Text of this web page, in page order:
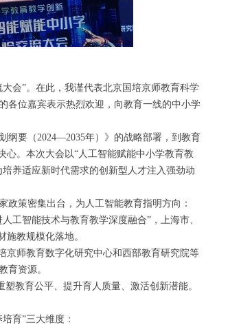
会”。在此，我谨代表北京国培京师教育科学
各位嘉宾表示热烈欢迎，向教育一线的中小学
纲要（2024—2035年）》的战略部署，到教育
心。本次大会以“人工智能赋能中小学教育教
养适应新时代需求的创新型人才注入强劲动
政策密集出台，为人工智能教育指明方向：
工智能技术与教育教学深度融合”，上海市、
施教规模化落地。
京师教育数字化研究中心和西部教育研究院等
育资源。
教育公平、提升育人质量、激活创新潜能。
育”三大维度：